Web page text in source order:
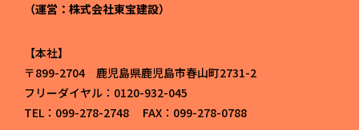
（運営：株式会社東宝建設）
本社
〒899-2704 鹿児島県鹿児島市春山町2731-2
フリーダイヤル：0120-932-045
TEL：099-278-2748 FAX：099-278-0788